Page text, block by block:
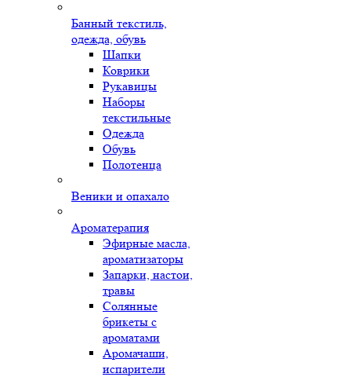
Банный текстиль,
одежда, обувь
Шапки
Коврики
Рукавицы
Наборы
текстильные
Одежда
Обувь
Полотенца
Веники и опахало
Ароматерапия
Эфирные масла,
ароматизаторы
Запарки, настои,
травы
Солянные
брикеты с
ароматами
Аромачаши,
испарители